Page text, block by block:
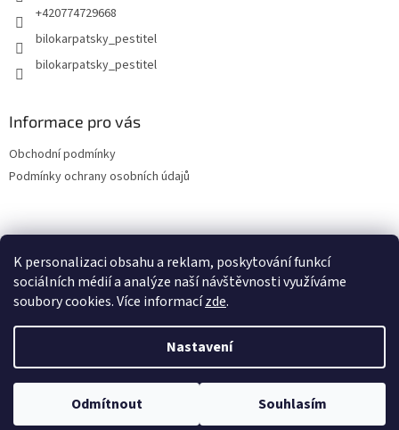
K personalizaci obsahu a reklam, poskytování funkcí
sociálních médií a analýze naší návštěvnosti využíváme
soubory cookies. Více informacízde.
Nastavení
Odmítnout Souhlasím
+420774729668
bilokarpatsky_pestitel
Informace pro vás
Obchodní podmínky
Podmínky ochrany osobních údajů
Copyright 2026bilokarpatsky-pestitel.cz. Všechna práva
vyhrazena.
Upravit nastavení cookies